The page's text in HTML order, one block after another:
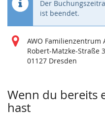
Der
ist beendet.
AWO Familienzentrum
Robert-Matzke-Straße
01127 Dresden
Wenn du bereits
hast